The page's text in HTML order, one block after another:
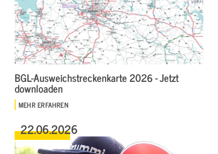
BGL-Ausweichstreckenkarte 2026 - Jetzt
downloaden
MEHR ERFAHREN
22.06.2026